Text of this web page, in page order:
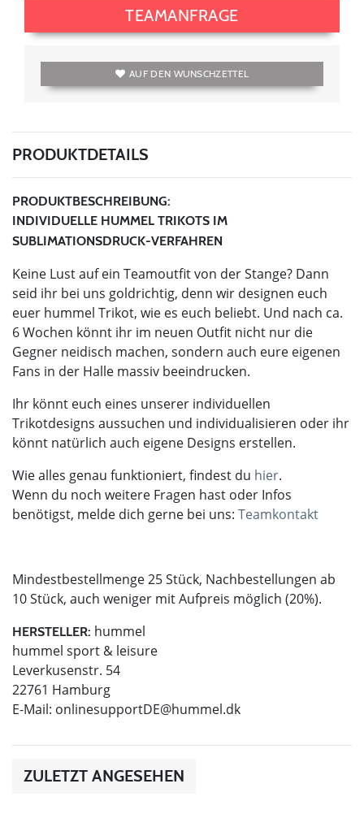
TEAMANFRAGE
AUF DEN WUNSCHZETTEL
PRODUKTDETAILS
PRODUKTBESCHREIBUNG:
INDIVIDUELLE HUMMEL TRIKOTS IM
SUBLIMATIONSDRUCK-VERFAHREN
Keine Lust auf ein Teamoutfit von der Stange? Dann
seid ihr bei uns goldrichtig, denn wir designen euch
euer hummel Trikot, wie es euch beliebt. Und nach ca.
6 Wochen könnt ihr im neuen Outfit nicht nur die
Gegner neidisch machen, sondern auch eure eigenen
Fans in der Halle massiv beeindrucken.
Ihr könnt euch eines unserer individuellen
Trikotdesigns aussuchen und individualisieren oder ihr
könnt natürlich auch eigene Designs erstellen.
Wie alles genau funktioniert, findest du hier.
Wenn du noch weitere Fragen hast oder Infos
benötigst, melde dich gerne bei uns: Teamkontakt
Mindestbestellmenge 25 Stück, Nachbestellungen ab
10 Stück, auch weniger mit Aufpreis möglich (20%).
HERSTELLER: hummel
hummel sport & leisure
Leverkusenstr. 54
22761 Hamburg
E-Mail: onlinesupportDE@hummel.dk
ZULETZT ANGESEHEN